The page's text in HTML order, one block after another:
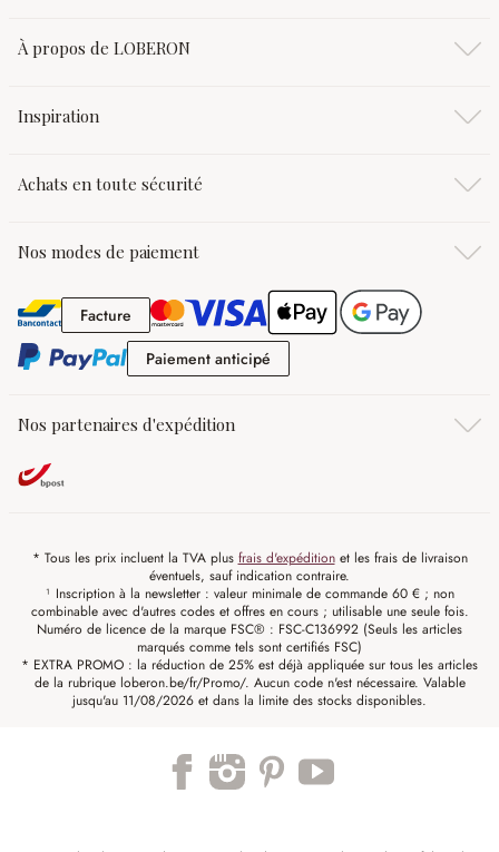
À propos de LOBERON
Inspiration
Achats en toute sécurité
Nos modes de paiement
FactureFacture
Paiement anticipé
Nos partenaires d'expédition
* Tous les prix incluent la TVA plus frais d'expéditionet les frais de livraison
éventuels, sauf indication contraire.
¹ Inscription à la newsletter : valeur minimale de commande 60 € ; non
combinable avec d'autres codes et offres en cours ; utilisable une seule fois.
Numéro de licence de la marque FSC® : FSC-C136992 (Seuls les articles
marqués comme tels sont certifiés FSC)
* EXTRA PROMO : la réduction de 25% est déjà appliquée sur tous les articles
de la rubrique loberon.be/fr/Promo/. Aucun code n'est nécessaire. Valable
jusqu'au 11/08/2026 et dans la limite des stocks disponibles.